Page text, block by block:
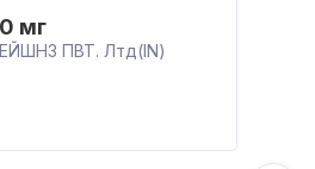
мг
ПВТ. Лтд(IN)